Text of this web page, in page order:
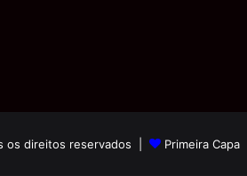
os direitos reservados | Primeira Capa